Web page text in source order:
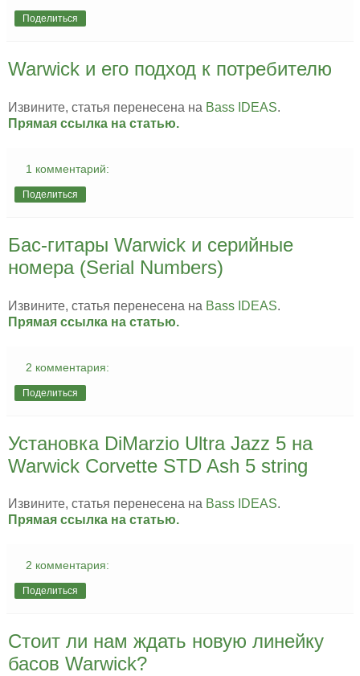
Поделиться
Warwick и его подход к потребителю
Извините, статья перенесена на Bass IDEAS.
Прямая ссылка на статью.
1 комментарий:
Поделиться
Бас-гитары Warwick и серийные
номера (Serial Numbers)
Извините, статья перенесена на Bass IDEAS.
Прямая ссылка на статью.
2 комментария:
Поделиться
Установка DiMarzio Ultra Jazz 5 на
Warwick Corvette STD Ash 5 string
Извините, статья перенесена на Bass IDEAS.
Прямая ссылка на статью.
2 комментария:
Поделиться
Стоит ли нам ждать новую линейку
басов Warwick?